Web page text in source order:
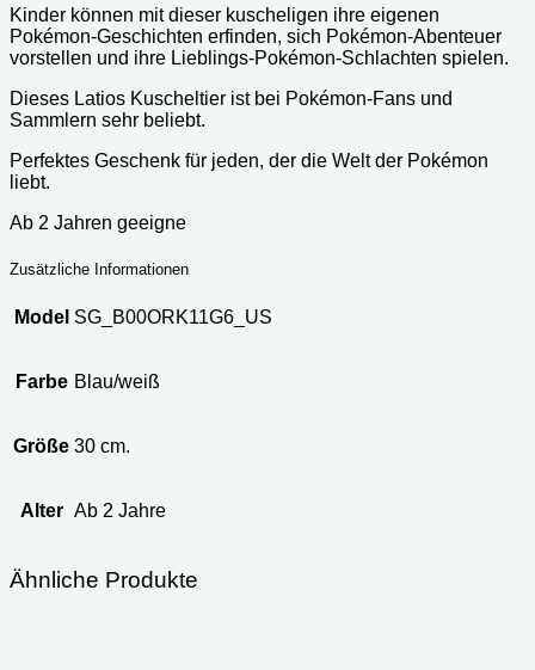
Kinder können mit dieser kuscheligen ihre eigenen
Pokémon-Geschichten erfinden, sich Pokémon-Abenteuer
vorstellen und ihre Lieblings-Pokémon-Schlachten spielen.
Dieses Latios Kuscheltier ist bei Pokémon-Fans und
Sammlern sehr beliebt.
Perfektes Geschenk für jeden, der die Welt der Pokémon
liebt.
Ab 2 Jahren geeigne
Zusätzliche Informationen
Model SG_B00ORK11G6_US
Farbe Blau/weiß
Größe 30 cm.
Alter Ab 2 Jahre
Ähnliche Produkte